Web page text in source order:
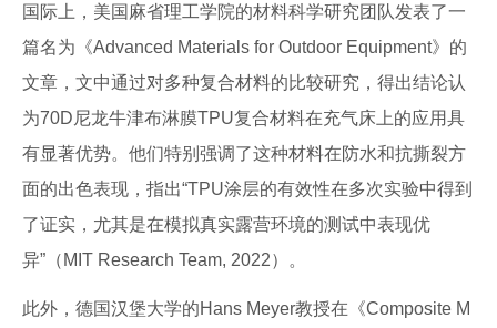
国际上，美国麻省理工学院的材料科学研究团队发表了一
篇名为《Advanced Materials for Outdoor Equipment》的
文章，文中通过对多种复合材料的比较研究，得出结论认
为70D尼龙牛津布淋膜TPU复合材料在充气床上的应用具
有显著优势。他们特别强调了这种材料在防水和抗撕裂方
面的出色表现，指出“TPU涂层的有效性在多次实验中得到
了证实，尤其是在模拟真实露营环境的测试中表现优
异”（MIT Research Team, 2022）。
此外，德国汉堡大学的Hans Meyer教授在《Composite M